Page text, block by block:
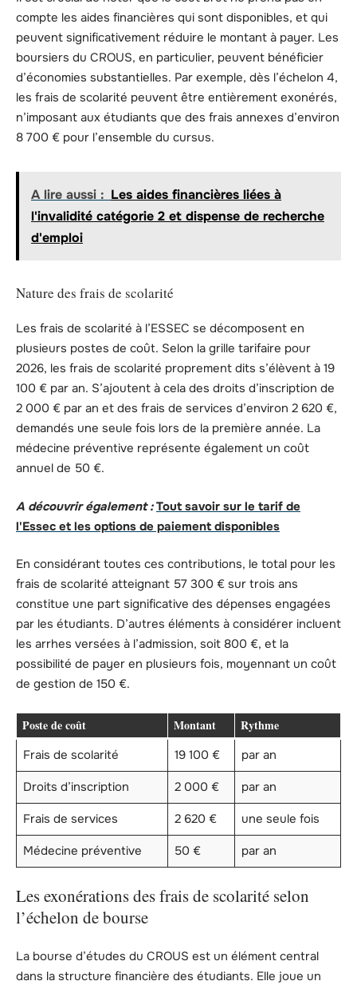
compte les aides financières qui sont disponibles, et qui
peuvent significativement réduire le montant à payer. Les
boursiers du CROUS, en particulier, peuvent bénéficier
d’économies substantielles. Par exemple, dès l’échelon 4,
les frais de scolarité peuvent être entièrement exonérés,
n’imposant aux étudiants que des frais annexes d’environ
8 700 € pour l’ensemble du cursus.
A lire aussi : Les aides financières liées à
l'invalidité catégorie 2 et dispense de recherche
d'emploi
Nature des frais de scolarité
Les frais de scolarité à l’ESSEC se décomposent en
plusieurs postes de coût. Selon la grille tarifaire pour
2026, les frais de scolarité proprement dits s’élèvent à 19
100 € par an. S’ajoutent à cela des droits d’inscription de
2 000 € par an et des frais de services d’environ 2 620 €,
demandés une seule fois lors de la première année. La
médecine préventive représente également un coût
annuel de 50 €.
A découvrir également : Tout savoir sur le tarif de
l'Essec et les options de paiement disponibles
En considérant toutes ces contributions, le total pour les
frais de scolarité atteignant 57 300 € sur trois ans
constitue une part significative des dépenses engagées
par les étudiants. D’autres éléments à considérer incluent
les arrhes versées à l’admission, soit 800 €, et la
possibilité de payer en plusieurs fois, moyennant un coût
de gestion de 150 €.
Poste de coût Montant Rythme
Frais de scolarité 19 100 €
par an
Droits d’inscription
2 000 €
par an
Frais de services
2 620 €
une seule fois
Médecine préventive
50 € par an
Les exonérations des frais de scolarité selon
l’échelon de bourse
La bourse d’études du CROUS est un élément central
dans la structure financière des étudiants. Elle joue un